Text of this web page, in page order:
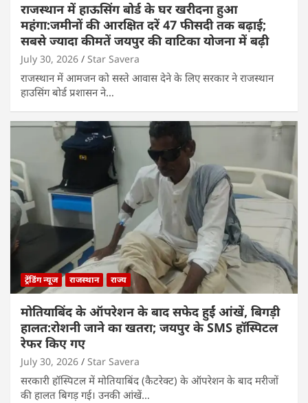
राजस्थान में हाऊसिंग बोर्ड के घर खरीदना हुआ
महंगा:जमीनों की आरक्षित दरें 47 फीसदी तक बढ़ाई;
सबसे ज्यादा कीमतें जयपुर की वाटिका योजना में बढ़ी
July 30, 2026 Star Savera
राजस्थान में आमजन को सस्ते आवास देने के लिए सरकार ने राजस्थान
हाउसिंग बोर्ड प्रशासन ने…
ट्रेंडिंग न्यूज राजस्थान राज्य
मोतियाबिंद के ऑपरेशन के बाद सफेद हुईं आंखें, बिगड़ी
हालत:रोशनी जाने का खतरा; जयपुर के SMS हॉस्पिटल
रेफर किए गए
July 30, 2026 Star Savera
सरकारी हॉस्पिटल में मोतियाबिंद (कैटरेक्ट) के ऑपरेशन के बाद मरीजों
की हालत बिगड़ गई। उनकी आंखें…